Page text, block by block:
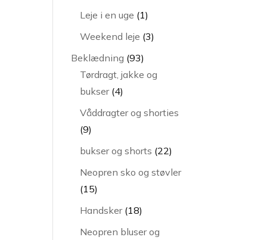
Leje i en uge 11
vare
Weekend leje 33
Beklædning 9393
varer
Tørdragt, jakke og
bukser 44
Våddragter og shorties
99
varer
bukser og shorts 2222
varer
Neopren sko og støvler
1515
varer
Handsker 1818
Neopren bluser og